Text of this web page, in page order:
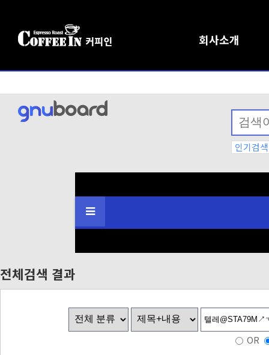
회사소개
인기검
전체검색 결과
OR